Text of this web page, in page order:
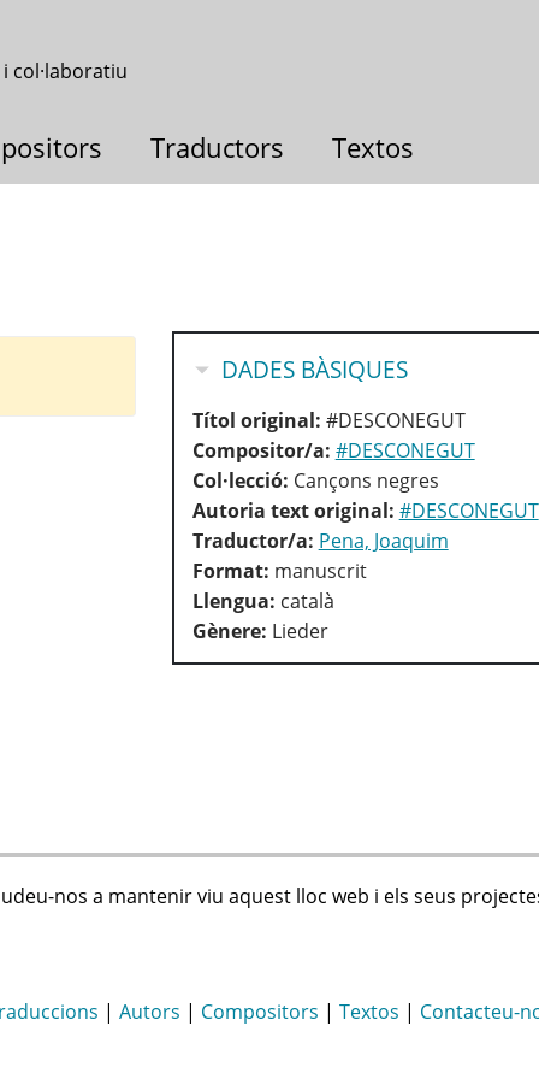
col·laboratiu
Traductors Textos
OCULTA
DADES BÀSIQUES
Títol original: #DESCONEGUT
Compositor/a: #DESCONEGUT
Col·lecció: Cançons negres
Autoria text original: #DESCONEGUT
Traductor/a: Pena, Joaquim
Format: manuscrit
Llengua: català
Gènere: Lieder
nos a mantenir viu aquest lloc web i els seus
| Autors | Compositors | Textos | Contacteu-